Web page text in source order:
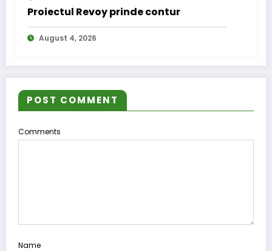
Proiectul Revoy prinde contur
August 4, 2026
POST COMMENT
Comments
Name